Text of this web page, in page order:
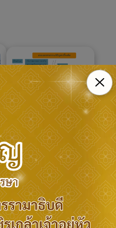
การสำรวจเพื่อแก้ไข
จุดเสี่ยงบริเวณทาง
โค้ง ทางหลวง
หมายเลข 1074
13/02/2569 |
107